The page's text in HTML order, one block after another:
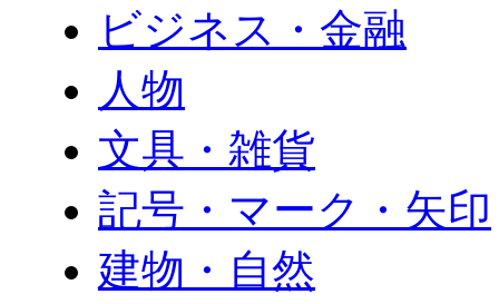
ビジネス・金融
人物
文具・雑貨
記号・マーク・矢印
建物・自然